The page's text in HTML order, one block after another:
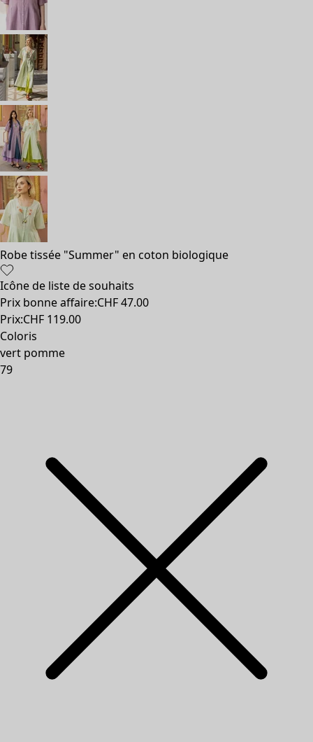
Robe tissée "Summer" en coton biologique
Icône de liste de souhaits
Prix bonne affaire:CHF 47.00
Prix:CHF 119.00
Coloris
vert pomme
79